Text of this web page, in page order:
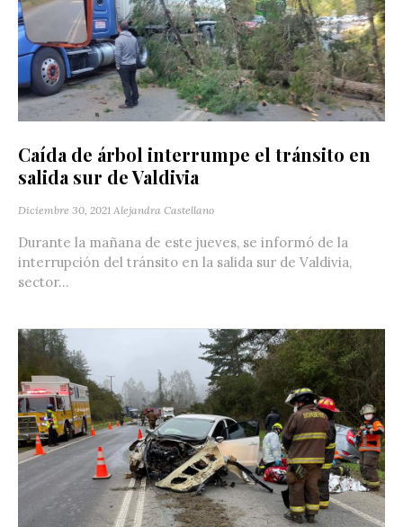
Caída de árbol interrumpe el tránsito en
salida sur de Valdivia
Diciembre 30, 2021 Alejandra Castellano
Durante la mañana de este jueves, se informó de la
interrupción del tránsito en la salida sur de Valdivia,
sector...